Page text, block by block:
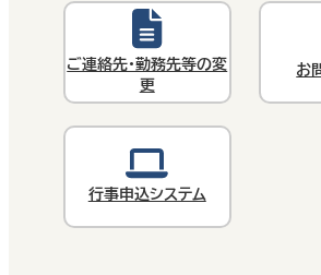
ご連絡先・勤務先等の変
更
お
行事申込システム